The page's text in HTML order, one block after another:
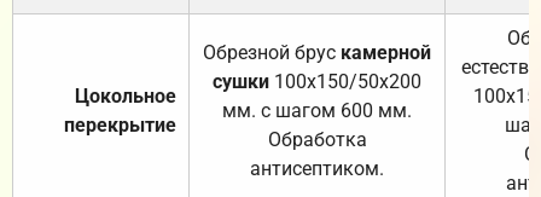
Цокольное
перекрытие
Обрезной брус камерной
сушки 100х150/50х200
мм. с шагом 600 мм.
Обработка
антисептиком.